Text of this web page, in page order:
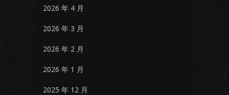
2026 年 4 月
2026 年 3 月
2026 年 2 月
2026 年 1 月
2025 年 12 月